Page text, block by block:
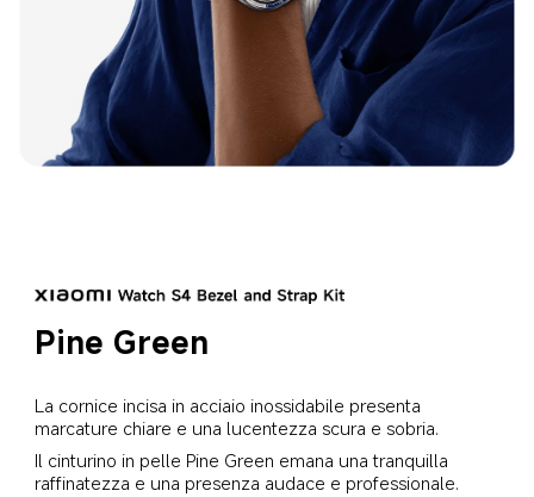
Pine Green
La cornice incisa in acciaio inossidabile presenta
marcature chiare e una lucentezza scura e sobria.
Il cinturino in pelle Pine Green emana una tranquilla
raffinatezza e una presenza audace e professionale.